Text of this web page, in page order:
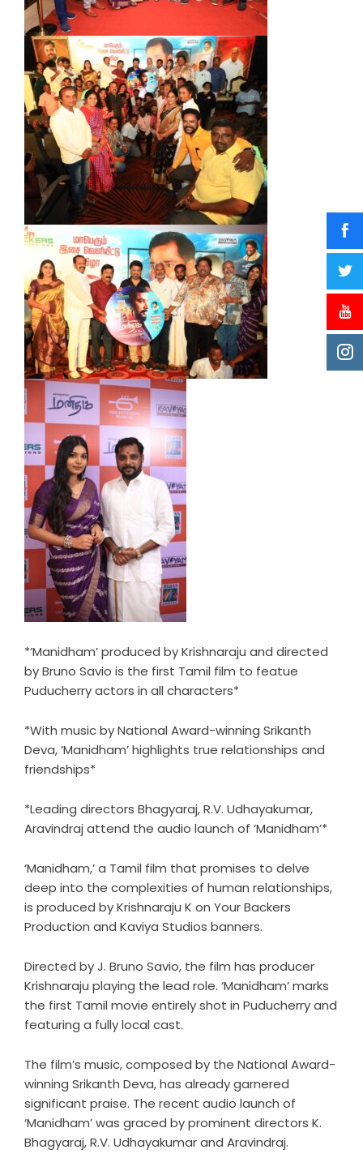
*’Manidham’ produced by Krishnaraju and directed
by Bruno Savio is the first Tamil film to featue
Puducherry actors in all characters*
*With music by National Award-winning Srikanth
Deva, ‘Manidham’ highlights true relationships and
friendships*
*Leading directors Bhagyaraj, R.V. Udhayakumar,
Aravindraj attend the audio launch of ‘Manidham’*
‘Manidham,’ a Tamil film that promises to delve
deep into the complexities of human relationships,
is produced by Krishnaraju K on Your Backers
Production and Kaviya Studios banners.
Directed by J. Bruno Savio, the film has producer
Krishnaraju playing the lead role. ‘Manidham’ marks
the first Tamil movie entirely shot in Puducherry and
featuring a fully local cast.
The film’s music, composed by the National Award-
winning Srikanth Deva, has already garnered
significant praise. The recent audio launch of
‘Manidham’ was graced by prominent directors K.
Bhagyaraj, R.V. Udhayakumar and Aravindraj.